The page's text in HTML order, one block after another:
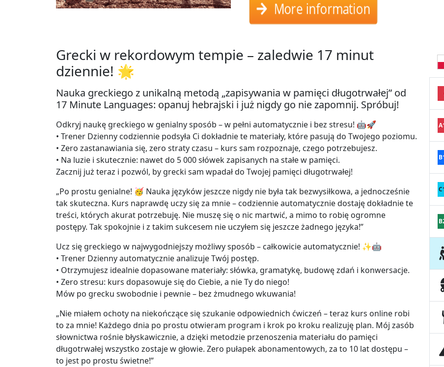
More information
Grecki w rekordowym tempie – zaledwie 17 minut
dziennie! 🌟
Nauka greckiego z unikalną metodą „zapisywania w pamięci długotrwałej” od
17 Minute Languages: opanuj hebrajski i już nigdy go nie zapomnij. Spróbuj!
Odkryj naukę greckiego w genialny sposób – w pełni automatycznie i bez stresu! 🤖🚀
• Trener Dzienny codziennie podsyła Ci dokładnie te materiały, które pasują do Twojego poziomu.
• Zero zastanawiania się, zero straty czasu – kurs sam rozpoznaje, czego potrzebujesz.
• Na luzie i skutecznie: nawet do 5 000 słówek zapisanych na stałe w pamięci.
Zacznij już teraz i pozwól, by grecki sam wpadał do Twojej pamięci długotrwałej!
„Po prostu genialne! 🥳 Nauka języków jeszcze nigdy nie była tak bezwysiłkowa, a jednocześnie
tak skuteczna. Kurs naprawdę uczy się za mnie – codziennie automatycznie dostaję dokładnie te
treści, których akurat potrzebuję. Nie muszę się o nic martwić, a mimo to robię ogromne
postępy. Tak spokojnie i z takim sukcesem nie uczyłem się jeszcze żadnego języka!”
Ucz się greckiego w najwygodniejszy możliwy sposób – całkowicie automatycznie! ✨🤖
• Trener Dzienny automatycznie analizuje Twój postęp.
• Otrzymujesz idealnie dopasowane materiały: słówka, gramatykę, budowę zdań i konwersacje.
• Zero stresu: kurs dopasowuje się do Ciebie, a nie Ty do niego!
Mów po grecku swobodnie i pewnie – bez żmudnego wkuwania!
„Nie miałem ochoty na niekończące się szukanie odpowiednich ćwiczeń – teraz kurs online robi
to za mnie! Każdego dnia po prostu otwieram program i krok po kroku realizuję plan. Mój zasób
słownictwa rośnie błyskawicznie, a dzięki metodzie przenoszenia materiału do pamięci
długotrwałej wszystko zostaje w głowie. Zero pułapek abonamentowych, za to 10 lat dostępu –
to jest po prostu świetne!”